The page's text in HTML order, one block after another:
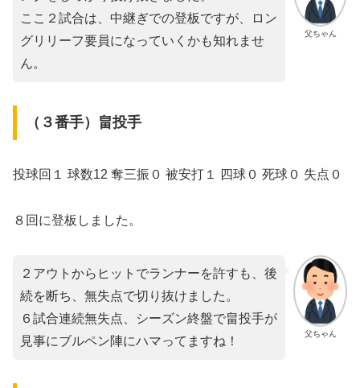
父ちゃん
ここ２試合は、中継ぎでの登板ですが、ロン
グリリーフ要員になっていくかも知れませ
ん。
（３番手）畠投手
投球回１ 球数12 奪三振０ 被安打１ 四球０ 死球０ 失点０
８回に登板しました。
父ちゃん
２アウトからヒットでランナーを許すも、後
続を断ち、無失点で切り抜けました。
６試合連続無失点、シーズン終盤で畠投手が
見事にブルペン陣にハマってますね！